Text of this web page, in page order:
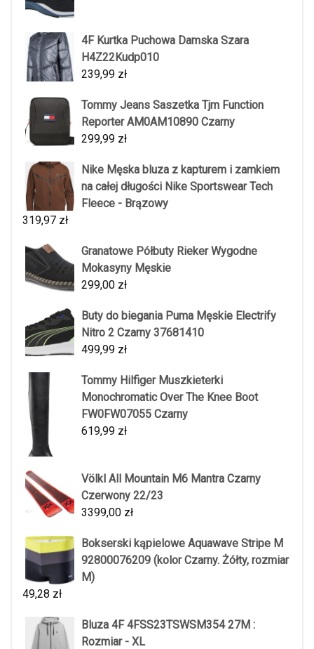
4F Kurtka Puchowa Damska Szara
H4Z22Kudp010
239,99 zł
Tommy Jeans Saszetka Tjm Function
Reporter AM0AM10890 Czarny
299,99 zł
Nike Męska bluza z kapturem i zamkiem
na całej długości Nike Sportswear Tech
Fleece - Brązowy
319,97 zł
Granatowe Półbuty Rieker Wygodne
Mokasyny Męskie
299,00 zł
Buty do biegania Puma Męskie Electrify
Nitro 2 Czarny 37681410
499,99 zł
Tommy Hilfiger Muszkieterki
Monochromatic Over The Knee Boot
FW0FW07055 Czarny
619,99 zł
Völkl All Mountain M6 Mantra Czarny
Czerwony 22/23
3399,00 zł
Bokserski kąpielowe Aquawave Stripe M
92800076209 (kolor Czarny. Żółty, rozmiar
M)
49,28 zł
Bluza 4F 4FSS23TSWSM354 27M :
Rozmiar - XL